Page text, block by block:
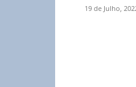
19 de Julho,